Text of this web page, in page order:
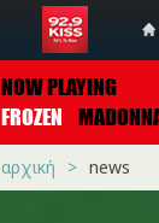
NOW PLAYING
FROZEN
αρχική news